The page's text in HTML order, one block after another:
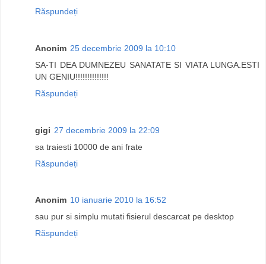
Răspundeți
Anonim 25 decembrie 2009 la 10:10
SA-TI DEA DUMNEZEU SANATATE SI VIATA LUNGA.ESTI
UN GENIU!!!!!!!!!!!!!!
Răspundeți
gigi 27 decembrie 2009 la 22:09
sa traiesti 10000 de ani frate
Răspundeți
Anonim 10 ianuarie 2010 la 16:52
sau pur si simplu mutati fisierul descarcat pe desktop
Răspundeți